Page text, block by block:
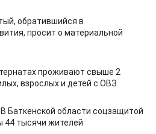
обратившийся в
просит о материальной
проживают свыше 2
взрослых и детей с ОВЗ
Баткенской области соцзащитой
44 тысячи жителей